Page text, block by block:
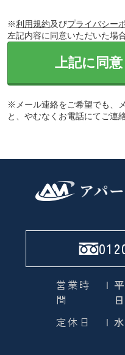
※利用規約及びプライバシー
左記内容に同意いただいた場
上記に同
※メール連絡をご希望でも、
と、やむなくお電話にてご連
営業時
間
|
定休日
|